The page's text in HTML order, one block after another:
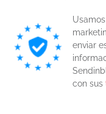
enviar
con sus